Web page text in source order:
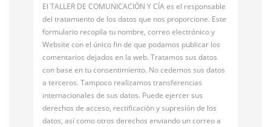
El TALLER DE COMUNICACIÓN Y CÍA es el responsable
del tratamiento de los datos que nos proporcione. Este
formulario recopila tu nombre, correo electrónico y
Website con el único fin de que podamos publicar los
comentarios dejados en la web. Tratamos sus datos
con base en tu consentimiento. No cedemos sus datos
a terceros. Tampoco realizamos transferencias
internacionales de sus datos. Puede ejercer sus
derechos de acceso, rectificación y supresión de los
datos, así como otros derechos enviando un correo a